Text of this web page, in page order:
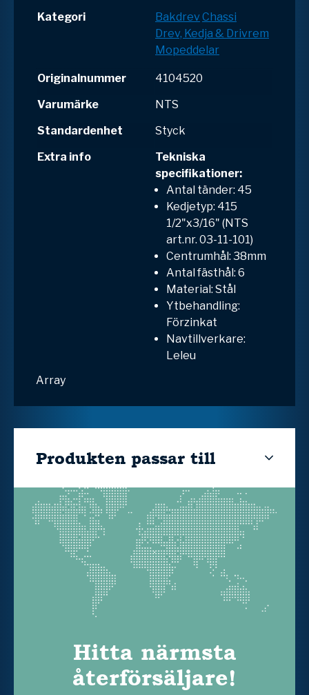
Kategori BakdrevChassi
Drev, Kedja & Drivrem
Mopeddelar
Originalnummer
4104520
Varumärke
NTS
Standardenhet
Styck
Extra info
Tekniska
specifikationer:
Antal tänder: 45
Kedjetyp: 415
1/2"x3/16" (NTS
art.nr. 03-11-101)
Centrumhål: 38mm
Antal fästhål: 6
Material: Stål
Ytbehandling:
Förzinkat
Navtillverkare:
Leleu
Array
Produkten passar till
Hitta närmsta
återförsäljare!